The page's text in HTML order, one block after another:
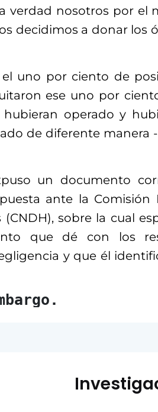
verdad nosotros por el
decidimos a donar los
uno por ciento de
ese uno por
hubieran operado y
de diferente manera
un documento
ante la Comisión
sobre la cual
que dé con los
y que él